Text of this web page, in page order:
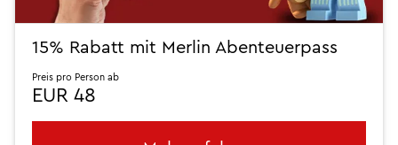
15% Rabatt mit Merlin Abenteuerpass
Preis pro Person ab
EUR 48